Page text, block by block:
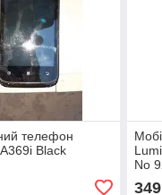
телефон
Black
No
349